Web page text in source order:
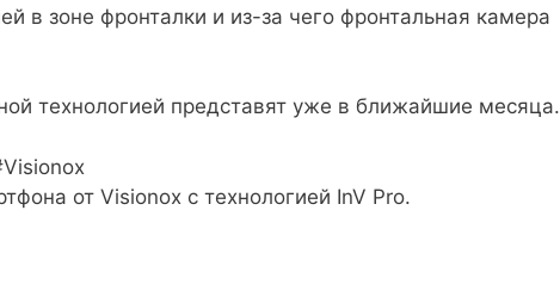
в зоне фронталки и из-за чего фронтальная камера
технологией представят уже в ближайшие месяца.